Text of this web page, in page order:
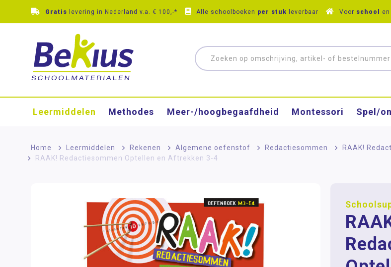
Gratis levering in Nederland v.a. € 100,-* Alle schoolboeken per stuk leverbaar Voor school en
Leermiddelen Methodes Meer-/hoog­begaafdheid Montessori Spel/
Home > Leermiddelen > Rekenen > Algemene oefenstof > Redactiesommen > RAAK!
RAAK! Redactiesommen Optellen en Aftrekken 3-4